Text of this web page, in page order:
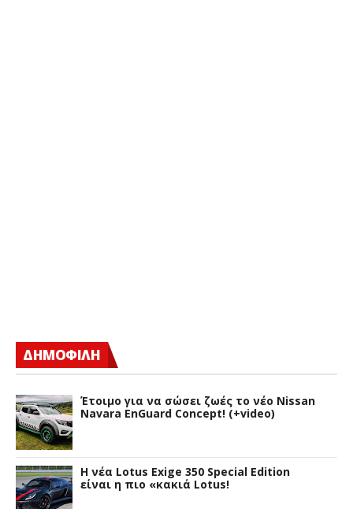
ΔΗΜΟΦΙΛΗ
Έτοιμο για να σώσει ζωές το νέο Nissan
Navara EnGuard Concept! (+video)
H νέα Lotus Exige 350 Special Edition
είναι η πιο «κακιά Lotus!